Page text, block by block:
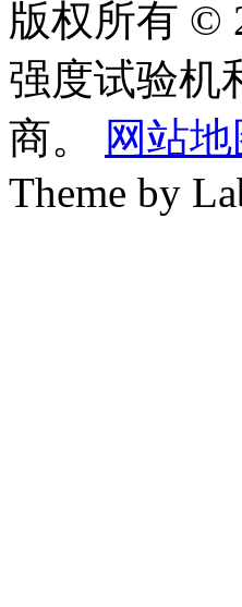
版权所有 ©
强度试验机
商。
网站地
Theme by